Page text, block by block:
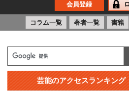
会員登録
コラム一覧 著者一覧 書籍
芸能のアクセスランキング